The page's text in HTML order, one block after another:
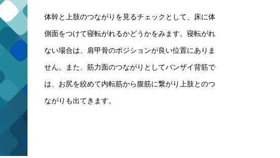
体幹と上肢のつながりを見るチェックとして、床に体
側面をつけて寝転がれるかどうかをみます。寝転がれ
ない場合は、肩甲骨のポジションが良い位置にありま
せん。また、筋力面のつながりとしてバンザイ背筋で
は、お尻を絞めて内転筋から腹筋に繋がり上肢とのつ
ながりも出てきます。